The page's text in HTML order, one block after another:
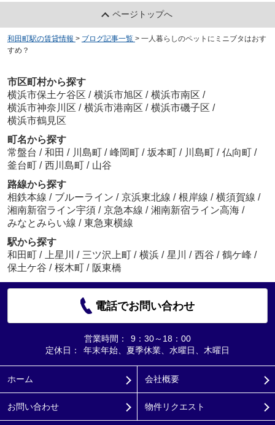
ページトップへ
和田町駅の賃貸情報 > ブログ記事一覧 > 一人暮らしのペットにミニブタはおす
すめ？
市区町村から探す
横浜市保土ケ谷区 / 横浜市旭区 / 横浜市南区 /
横浜市神奈川区 / 横浜市港南区 / 横浜市磯子区 /
横浜市鶴見区
町名から探す
常盤台 / 和田 / 川島町 / 峰岡町 / 坂本町 / 川島町 / 仏向町 /
釜台町 / 西川島町 / 山谷
路線から探す
相鉄本線 / ブルーライン / 京浜東北線 / 根岸線 / 横須賀線 /
湘南新宿ライン宇須 / 京急本線 / 湘南新宿ライン高海 /
みなとみらい線 / 東急東横線
駅から探す
和田町 / 上星川 / 三ツ沢上町 / 横浜 / 星川 / 西谷 / 鶴ケ峰 /
保土ケ谷 / 桜木町 / 阪東橋
電話でお問い合わせ
営業時間：
9：30～18：00
定休日：
年末年始、夏季休業、水曜日、木曜日
ホーム 会社概要
お問い合わせ 物件リクエスト